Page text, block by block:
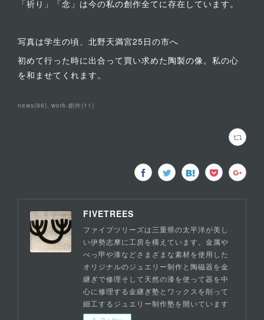
「祈り」「念」は今の私の創作全てに存在しています。
写真は学生の頃、北野天満宮25日の市へ
初めて行った時に出合って買い求めた陶製の像。私の心
を和ませてくれます。
news(99) work-創作(11 )
FIVETREES
ファイブツリーズは三重県の太平洋が美し
い伊勢志摩に工房を構えています。金属や
べっ甲や漆などさまざまな素材を使用した
オリジナルのジュエリー制作と陶磁器を金
継ぎで修理そして天然の漆を使って器を中
心に修理する金継ぎ塾とワックスを削って
細工するジュエリー制作塾を開いています